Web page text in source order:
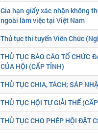
Gia hạn giấy xác nhận không
ngoài làm việc tại Việt Nam
Thủ tục thi tuyển Viên Chức
THỦ TỤC BÁO CÁO TỔ CHỨC
CỦA HỘI (CẤP TỈNH)
THỦ TỤC CHIA, TÁCH; SÁP
THỦ TỤC HỘI TỰ GIẢI THỂ
THỦ TỤC CHO PHÉP HỘI ĐẶT